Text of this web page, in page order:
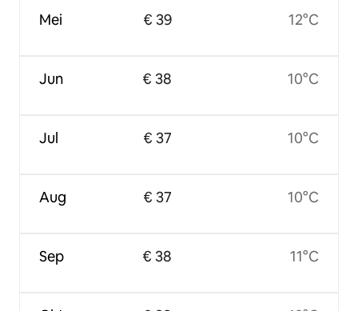
Mei
Jun
Jul
Aug
Sep
€ 39
€ 38
€ 37
€ 37
€ 38
12°C
10°C
10°C
10°C
11°C